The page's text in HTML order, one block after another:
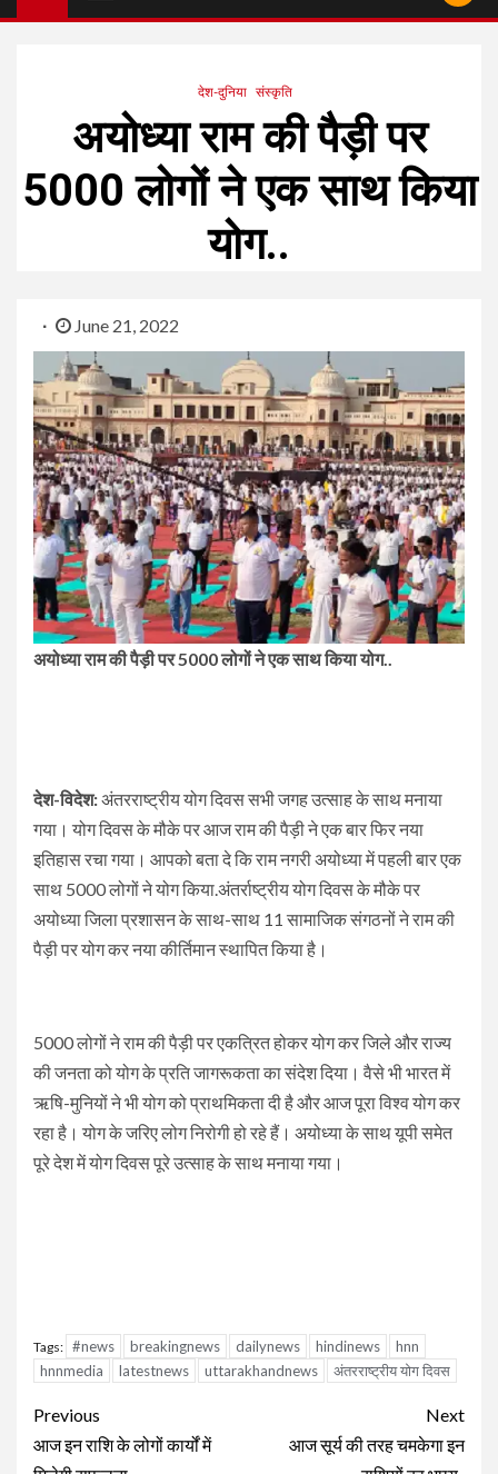
देश-दुनिया संस्कृति
अयोध्या राम की पैड़ी पर
5000 लोगों ने एक साथ किया
योग..
June 21, 2022
अयोध्या राम की पैड़ी पर 5000 लोगों ने एक साथ किया योग..
देश-विदेश:अंतरराष्ट्रीय योग दिवस सभी जगह उत्साह के साथ मनाया
गया। योग दिवस के मौके पर आज राम की पैड़ी ने एक बार फिर नया
इतिहास रचा गया। आपको बता दे कि राम नगरी अयोध्या में पहली बार एक
साथ 5000 लोगों ने योग किया.अंतर्राष्ट्रीय योग दिवस के मौके पर
अयोध्या जिला प्रशासन के साथ-साथ 11 सामाजिक संगठनों ने राम की
पैड़ी पर योग कर नया कीर्तिमान स्थापित किया है।
5000 लोगों ने राम की पैड़ी पर एकत्रित होकर योग कर जिले और राज्‍य
की जनता को योग के प्रति जागरूकता का संदेश दिया। वैसे भी भारत में
ऋषि-मुनियों ने भी योग को प्राथमिकता दी है और आज पूरा विश्व योग कर
रहा है। योग के जरिए लोग निरोगी हो रहे हैं। अयोध्‍या के साथ यूपी समेत
पूरे देश में योग दिवस पूरे उत्साह के साथ मनाया गया।
Tags: #news breakingnews dailynews hindinews
hnn
hnnmedia
latestnews uttarakhandnews अंतरराष्ट्रीय योग दिवस
Continue
Reading
Previous
आज इन राशि के लोगों कार्यों में
Next
आज सूर्य की तरह चमकेगा इन